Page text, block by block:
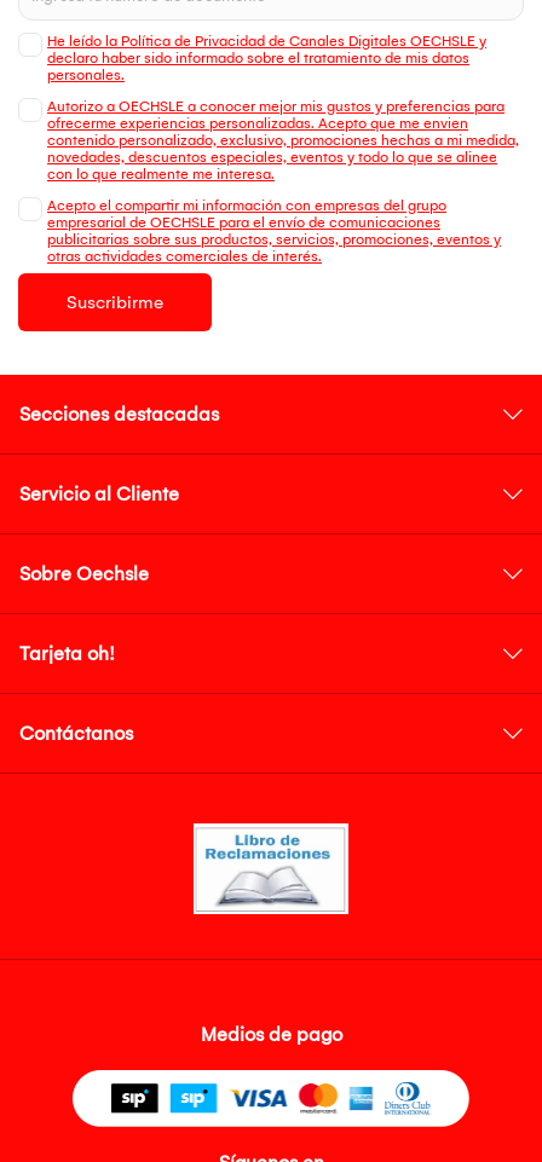
He leído la Política de Privacidad de Canales Digitales OECHSLE y
declaro haber sido informado sobre el tratamiento de mis datos
personales.
Autorizo a OECHSLE a conocer mejor mis gustos y preferencias para
ofrecerme experiencias personalizadas. Acepto que me envien
contenido personalizado, exclusivo, promociones hechas a mi medida,
novedades, descuentos especiales, eventos y todo lo que se alinee
con lo que realmente me interesa.
Acepto el compartir mi información con empresas del grupo
empresarial de OECHSLE para el envío de comunicaciones
publicitarias sobre sus productos, servicios, promociones, eventos y
otras actividades comerciales de interés.
Suscribirme
Secciones destacadas
Servicio al Cliente
Sobre Oechsle
Tarjeta oh!
Contáctanos
Medios de pago